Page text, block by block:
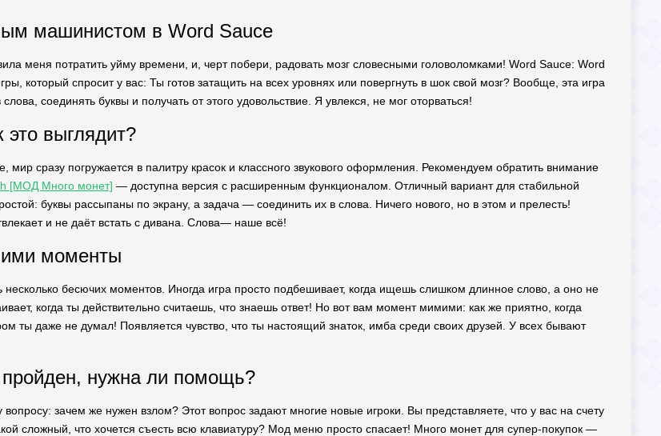
машинистом в Word Sauce
меня потратить уйму времени, и, черт побери, радовать мозг словесными головоломками! Word Sauce: Word
который спросит у вас: Ты готов затащить на всех уровнях или повергнуть в шок свой мозг? Вообще, эта игра
соединять буквы и получать от этого удовольствие. Я увлекся, не мог оторваться!
это выглядит?
мир сразу погружается в палитру красок и классного звукового оформления. Рекомендуем обратить внимание
[МОД Много монет] — доступна версия с расширенным функционалом. Отличный вариант для стабильной
буквы рассыпаны по экрану, а задача — соединить их в слова. Ничего нового, но в этом и прелесть!
и не даёт встать с дивана. Слова— наше всё!
моменты
несколько бесючих моментов. Иногда игра просто подбешивает, когда ищешь слишком длинное слово, а оно не
когда ты действительно считаешь, что знаешь ответ! Но вот вам момент мимими: как же приятно, когда
ты даже не думал! Появляется чувство, что ты настоящий знаток, имба среди своих друзей. У всех бывают
пройден, нужна ли помощь?
зачем же нужен взлом? Этот вопрос задают многие новые игроки. Вы представляете, что у вас на счету
сложный, что хочется съесть всю клавиатуру? Мод меню просто спасает! Много монет для супер-покупок —